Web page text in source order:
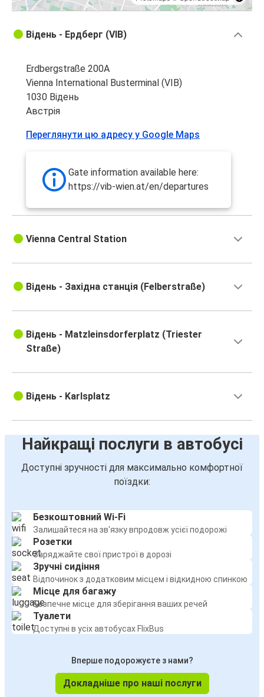
Відень - Ердберг (VIB)
Erdbergstraße 200A
Vienna International Busterminal (VIB)
1030 Відень
Австрія
Переглянути цю адресу у Google Maps
Gate information available here:
https://vib-wien.at/en/departures
Vienna Central Station
Відень - Західна станція (Felberstraße)
Відень - Matzleinsdorferplatz (Triester
Straße)
Відень - Karlsplatz
Найкращі послуги в автобусі
Доступні зручності для максимально комфортної
поїздки:
Безкоштовний Wi-Fi
Залишайтеся на зв'язку впродовж усієї подорожі
Розетки
Заряджайте свої пристрої в дорозі
Зручні сидіння
Відпочинок з додатковим місцем і відкидною спинкою
Місце для багажу
Безпечне місце для зберігання ваших речей
Туалети
Доступні в усіх автобусах FlixBus
Вперше подорожуєте з нами?
Докладніше про наші послуги